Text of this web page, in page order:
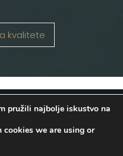
kvalitete
2026
. Configured
pridržana.
pružili najbolje iskustvo na
we are using or